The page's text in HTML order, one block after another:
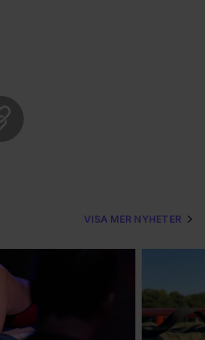
VISA MER NYHETER